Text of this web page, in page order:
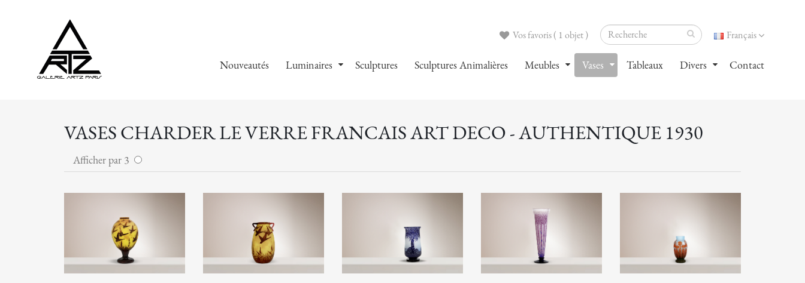
Français
Vos favoris ( 1 objet )
Nouveautés Luminaires Sculptures Sculptures Animalières Meubles Vases Tableaux Divers Contact
VASES CHARDER LE VERRE FRANCAIS ART DECO - AUTHENTIQUE 1930
Afficher par 3